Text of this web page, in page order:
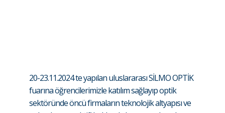
20-23.11.2024 te yapılan uluslararası SİLMO OPTİK
fuarına öğrencilerimizle katılım sağlayıp optik
sektöründe öncü firmaların teknolojik altyapısı ve